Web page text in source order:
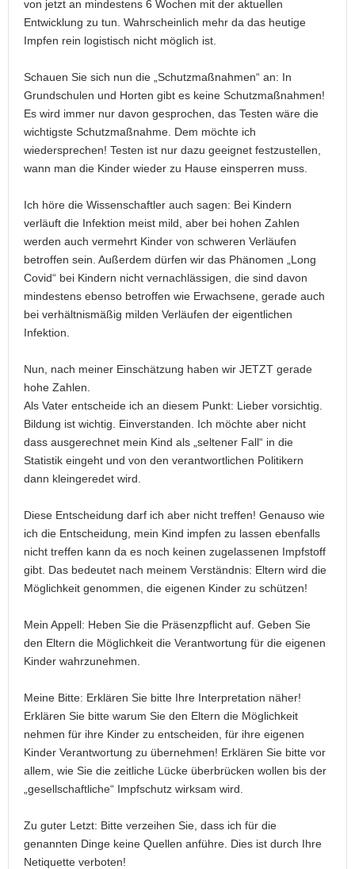
von jetzt an mindestens 6 Wochen mit der aktuellen
Entwicklung zu tun. Wahrscheinlich mehr da das heutige
Impfen rein logistisch nicht möglich ist.
Schauen Sie sich nun die „Schutzmaßnahmen“ an: In
Grundschulen und Horten gibt es keine Schutzmaßnahmen!
Es wird immer nur davon gesprochen, das Testen wäre die
wichtigste Schutzmaßnahme. Dem möchte ich
wiedersprechen! Testen ist nur dazu geeignet festzustellen,
wann man die Kinder wieder zu Hause einsperren muss.
Ich höre die Wissenschaftler auch sagen: Bei Kindern
verläuft die Infektion meist mild, aber bei hohen Zahlen
werden auch vermehrt Kinder von schweren Verläufen
betroffen sein. Außerdem dürfen wir das Phänomen „Long
Covid“ bei Kindern nicht vernachlässigen, die sind davon
mindestens ebenso betroffen wie Erwachsene, gerade auch
bei verhältnismäßig milden Verläufen der eigentlichen
Infektion.
Nun, nach meiner Einschätzung haben wir JETZT gerade
hohe Zahlen.
Als Vater entscheide ich an diesem Punkt: Lieber vorsichtig.
Bildung ist wichtig. Einverstanden. Ich möchte aber nicht
dass ausgerechnet mein Kind als „seltener Fall“ in die
Statistik eingeht und von den verantwortlichen Politikern
dann kleingeredet wird.
Diese Entscheidung darf ich aber nicht treffen! Genauso wie
ich die Entscheidung, mein Kind impfen zu lassen ebenfalls
nicht treffen kann da es noch keinen zugelassenen Impfstoff
gibt. Das bedeutet nach meinem Verständnis: Eltern wird die
Möglichkeit genommen, die eigenen Kinder zu schützen!
Mein Appell: Heben Sie die Präsenzpflicht auf. Geben Sie
den Eltern die Möglichkeit die Verantwortung für die eigenen
Kinder wahrzunehmen.
Meine Bitte: Erklären Sie bitte Ihre Interpretation näher!
Erklären Sie bitte warum Sie den Eltern die Möglichkeit
nehmen für ihre Kinder zu entscheiden, für ihre eigenen
Kinder Verantwortung zu übernehmen! Erklären Sie bitte vor
allem, wie Sie die zeitliche Lücke überbrücken wollen bis der
„gesellschaftliche“ Impfschutz wirksam wird.
Zu guter Letzt: Bitte verzeihen Sie, dass ich für die
genannten Dinge keine Quellen anführe. Dies ist durch Ihre
Netiquette verboten!